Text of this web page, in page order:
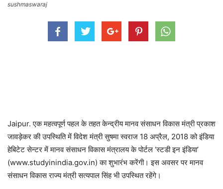
sushmaswaraj
Jaipur. एक महत्वपूर्ण पहल के तहत केन्द्रीय मानव संसाधन विकास मंत्री प्रकाश
जावड़ेकर की उपस्थिति में विदेश मंत्री सुषमा स्वराज 18 अप्रैल, 2018 को इंडिया
हेबिटेट सेन्टर में मानव संसाधन विकास मंत्रालय के पोर्टल ‘स्टडी इन इंडिया’
(www.studyinindia.gov.in) का शुभारंभ करेंगी। इस अवसर पर मानव
संसाधन विकास राज्य मंत्री सत्यपाल सिंह भी उपस्थित रहेंगे।